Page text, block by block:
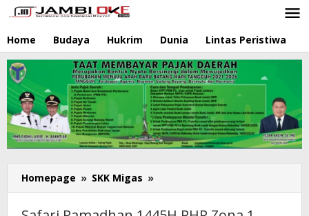
Lewati
ke
konten
Home Budaya Hukrim Dunia Lintas Peristiwa
Homepage » SKK Migas »
Ramadhan